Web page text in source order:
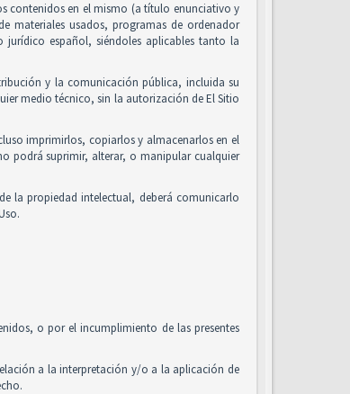
contenidos en el mismo (a título enunciativo y
materiales usados, programas de ordenador
español, siéndoles aplicables tanto la
y la comunicación pública, incluida su
medio técnico, sin la autorización de El Sitio
imprimirlos, copiarlos y almacenarlos en el
podrá suprimir, alterar, o manipular cualquier
la propiedad intelectual, deberá comunicarlo
o por el incumplimiento de las presentes
a la interpretación y/o a la aplicación de